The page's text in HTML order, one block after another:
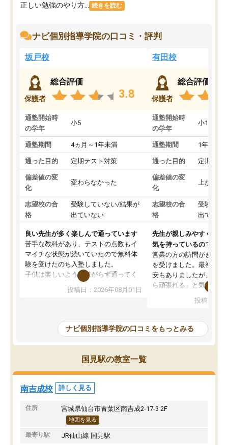
正しい勉強のやり方... 続きを読む
ナビ個別指導学院の口コミ・評判
坂戸校
保護者
総合評価
3.8
通塾開始時
の学年
小5
通塾期間 4ヵ月～1年未満
通った目的 定期テスト対策
偏差値の変
化
変わらなかった
志望校の合
格
受験していない/結果が
出ていない
良い先生が多く楽しんで通っています
苦手な教科があり、テストの点数もイ
マイチな状態が続いていたので無料体
験を受けたのち入塾しました。
子供は楽しいようで嫌がらず通ってく
先生は良い方が多く、いつも笑顔で対
教室は少し狭い印象なので夜の時間帯
など生徒さんが多い時間帯は手狭では
ないかな？と感じます。
また駅前にあるのでアクセスは良いで
すが駐車場がないのでお迎えの際に近
隣のコインパーキングを利用または路
上駐車をするしかない点が少し不便で
投稿日：2026年08月01日
有田校
保護者
総合評価
通塾開始時
の学年
小1
通塾期間 1年以上
通った目的 定期テス
偏差値の変
化
上がった
志望校の合
格
受験して
出ていな
先生が親しみやすく勉強
気を持っているので安心
営業の方の訪問がきっか
を受けました。最初は続
安もありましたが、子ど
ら頑張れる」と気に入り
ても分かりやすく、学
方を丁寧に教えてくださ
が深まっていると感じま
熱心で、一人ひとりの苦
前より勉強に前向きに取
りたいと思える塾です。
投稿日：
ナビ個別指導学院の口コミをもっとみる
国見駅の教室一覧
南吉成校 詳しく見る
住所 宮城県仙台市青葉区南吉成2-17-3 2F
地図を見る
最寄り駅 JR仙山線 国見駅